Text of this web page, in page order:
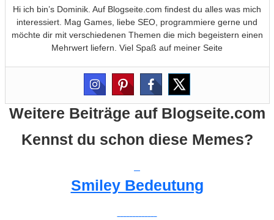
Hi ich bin’s Dominik. Auf Blogseite.com findest du alles was mich
interessiert. Mag Games, liebe SEO, programmiere gerne und
möchte dir mit verschiedenen Themen die mich begeistern einen
Mehrwert liefern. Viel Spaß auf meiner Seite
Weitere Beiträge auf Blogseite.com
Kennst du schon diese Memes?
Smiley Bedeutung